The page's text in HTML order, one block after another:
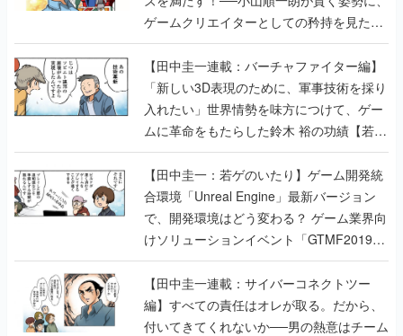
ゲームクリエイターとしての矜持を見た
【若ゲのいたり最終回】
【田中圭一連載：バーチャファイター編】
「新しい3D表現のために、軍事技術を採り
入れたい」世界情勢を味方につけて、ゲー
ムに革命をもたらした鈴木 裕の功績【若ゲ
のいたり】
【田中圭一：若ゲのいたり】ゲーム開発統
合環境「Unreal Engine」最新バージョン
で、開発環境はどう変わる？ ゲーム業界向
けソリューションイベント「GTMF2019」
に行って、より理解を深めよう【PR】
【田中圭一連載：サイバーコネクトツー
編】すべての責任はオレが取る。だから、
付いてきてくれないか──男の熱意はチーム